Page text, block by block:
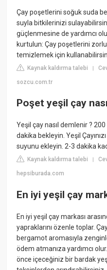
Çay poşetlerini soğuk suda
suyla bitkilerinizi
güçlenmesine de yardımcı
kurtulun: Çay poşetlerini zorlu
temizlemek için
Kaynak kaldırma talebi |
sozcu.com.tr
Poşet yeşil çay
Yeşil çay nasıl demlenir ?
dakika bekleyin. Yeşil
suyunu ekleyin. 2-3 dakika
Kaynak kaldırma talebi |
hepsiburada.com
En iyi yeşil çay
En iyi yeşil çay markası
yapraklarını özenle toplar.
bergamot aromasıyla
ödem atmanıza yardımcı
önce içeceğiniz bir bardak